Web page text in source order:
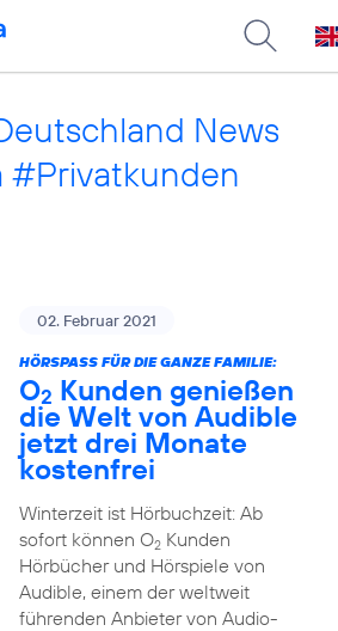
News
#Privatkunden
02. Februar 2021
HÖRSPASS FÜR DIE GANZE FAMILIE:
O2 Kunden genießen
die Welt von Audible
jetzt drei Monate
kostenfrei
Winterzeit ist Hörbuchzeit: Ab
sofort können O2Kunden
Hörbücher und Hörspiele von
Audible, einem der weltweit
führenden Anbieter von Audio-